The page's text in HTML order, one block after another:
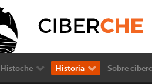
Histoche Historia Sobre